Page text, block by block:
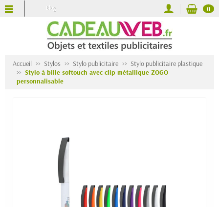
Blog 0
Accueil Stylos Stylo publicitaire
Stylo publicitaire plastique
Stylo à bille softouch avec clip métallique ZOGO
personnalisable